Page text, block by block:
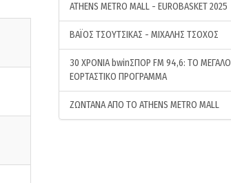
ATHENS METRO MALL - EUROBASKET 2025
ΒΑΪΟΣ ΤΣΟΥΤΣΙΚΑΣ - ΜΙΧΑΛΗΣ ΤΣΟΧΟΣ
30 ΧΡΟΝΙΑ bwinΣΠΟΡ FM 94,6: ΤΟ ΜΕΓΑΛΟ
ΕΟΡΤΑΣΤΙΚΟ ΠΡΟΓΡΑΜΜΑ
ΖΩΝΤΑΝΑ ΑΠΟ ΤΟ ATHENS METRO MALL